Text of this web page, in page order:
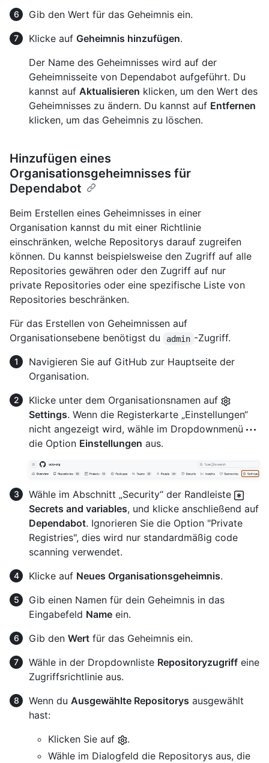
Gib den Wert für das Geheimnis ein.
Klicke auf Geheimnis hinzufügen.
Der Name des Geheimnisses wird auf der
Geheimnisseite von Dependabot aufgeführt. Du
kannst auf Aktualisieren klicken, um den Wert des
Geheimnisses zu ändern. Du kannst auf Entfernen
klicken, um das Geheimnis zu löschen.
Hinzufügen eines
Organisationsgeheimnisses für
Dependabot
Beim Erstellen eines Geheimnisses in einer
Organisation kannst du mit einer Richtlinie
einschränken, welche Repositorys darauf zugreifen
können. Du kannst beispielsweise den Zugriff auf alle
Repositories gewähren oder den Zugriff auf nur
private Repositories oder eine spezifische Liste von
Repositories beschränken.
Für das Erstellen von Geheimnissen auf
Organisationsebene benötigst du
admin -Zugriff.
Navigieren Sie auf GitHub zur Hauptseite der
Organisation.
Klicke unter dem Organisationsnamen auf
Settings. Wenn die Registerkarte „Einstellungen“
nicht angezeigt wird, wähle im Dropdownmenü
die Option Einstellungen aus.
Wähle im Abschnitt „Security“ der Randleiste
Secrets and variables, und klicke anschließend auf
Dependabot. Ignorieren Sie die Option "Private
Registries", dies wird nur standardmäßig code
scanning verwendet.
Klicke auf Neues Organisationsgeheimnis.
Gib einen Namen für dein Geheimnis in das
Eingabefeld Name ein.
Gib den Wert für das Geheimnis ein.
Wähle in der Dropdownliste Repositoryzugriff eine
Zugriffsrichtlinie aus.
Wenn du Ausgewählte Repositorys ausgewählt
hast:
Klicken Sie auf
.
Wähle im Dialogfeld die Repositorys aus, die